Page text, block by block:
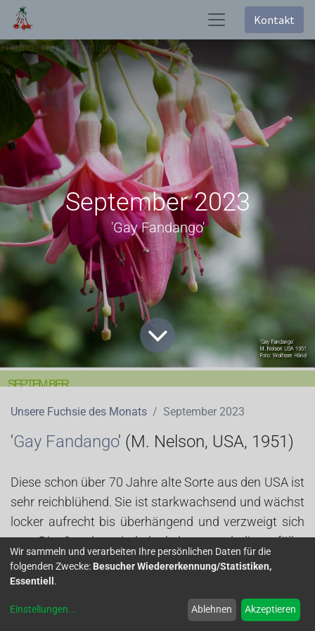
Kontakt
Freundeskreis Hamburg
September 2023
'Gay Fandango'
Unsere Fuchsie des Monats September 2023
'Gay Fandango' (M. Nelson, USA, 1951)
Diese schon über 70 Jahre alte Sorte aus den USA ist
sehr reichblühend. Sie ist starkwachsend und wächst
locker aufrecht bis überhängend und verzweigt sich
gut. Die Sepalen sind dunkelrosa und die gefüllte
Korolle purpurrosa mit orange.
Die Vermehrung ist einfach und die Pflanzen sind gut
zu überwintern.
Wir sammeln und verarbeiten Ihre persönlichen Daten für die
folgenden Zwecke: Besucher Wiedererkennung/Statistiken,
Essentiell .
Einstellungen... Ablehnen Akzeptieren